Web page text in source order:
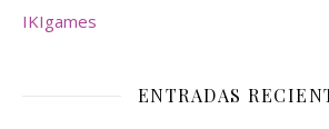
IKIgames
ENTRADAS